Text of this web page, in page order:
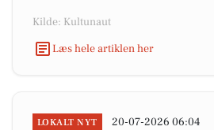
Kilde: Kultunaut
Læs hele artiklen her
LOKALT NYT 20-07-2026 06:04